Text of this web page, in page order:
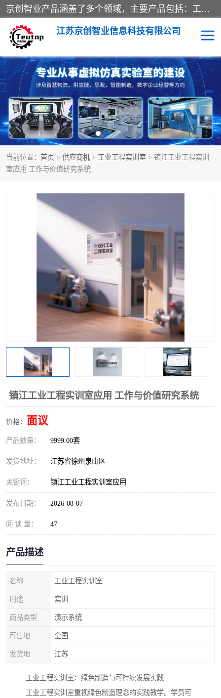
京创智业产品涵盖了多个领域，主要产品包括：工业4.0生产线解决方案，智慧物流综合实训室，教学设备与实验室建设，虚拟仿真实验室等。公司将秉持“创新、执着、诚信、共赢”的理念，以“将服务当作使命”为核心价值观，致力于为客户创造价值，与客户、合作伙伴和员工共同成长。
江苏京创智业信息科技有限公司
当前位置： 首页 > 供应商机 > 工业工程实训室 > 镇江工业工程实训
室应用 工作与价值研究系统
镇江工业工程实训室应用 工作与价值研究系统
价格： 面议
产品数量： 9999.00套
发货地址： 江苏省徐州泉山区
关键词： 镇江工业工程实训室应用
发布日期： 2026-08-07
阅 读 量： 47
产品描述
名称 工业工程实训室
用途 实训
商品类型 演示系统
可售地 全国
发货地 江苏
工业工程实训室：绿色制造与可持续发展实践​
工业工程实训室重视绿色制造理念的实践教学。学员可
VR物流实训 低碳供应链
生产系统仿真 冷链物流
供应链管理 思政
智慧零售实训 智能制造
物流数字孪生
工业工程实训室